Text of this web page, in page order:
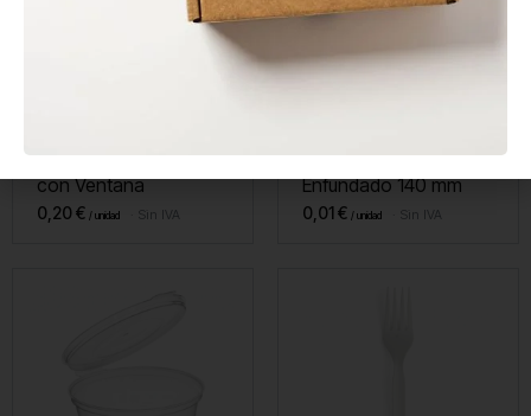
Envase Sándwich Kraft
con Ventana
0,20€ Sin IVA
Agitador de Madera
Enfundado 140 mm
0,01 € Sin IVA